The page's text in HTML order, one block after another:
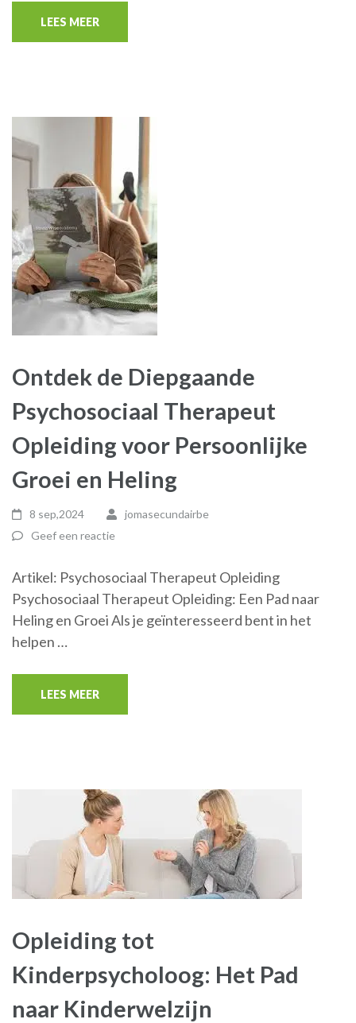
LEES MEER
Ontdek de Diepgaande
Psychosociaal Therapeut
Opleiding voor Persoonlijke
Groei en Heling
8 sep,2024
jomasecundairbe
Geef een reactie
Artikel: Psychosociaal Therapeut Opleiding
Psychosociaal Therapeut Opleiding: Een Pad naar
Heling en Groei Als je geïnteresseerd bent in het
helpen …
LEES MEER
Opleiding tot
Kinderpsycholoog: Het Pad
naar Kinderwelzijn